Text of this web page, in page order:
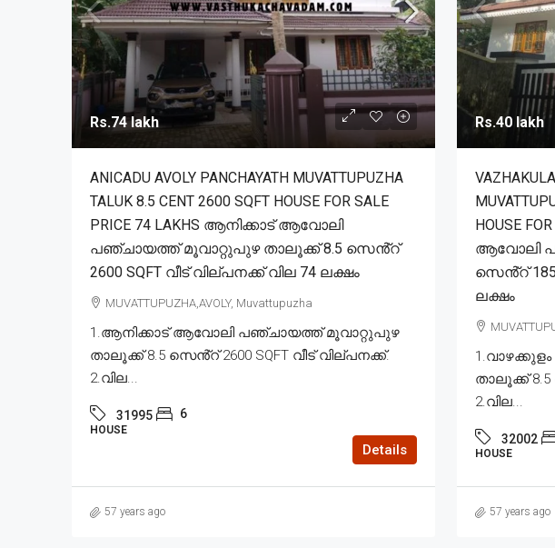
Rs.74 lakh
ANICADU AVOLY PANCHAYATH MUVATTUPUZHA
TALUK 8.5 CENT 2600 SQFT HOUSE FOR SALE
PRICE 74 LAKHS ആനിക്കാട് ആവോലി
പഞ്ചായത്ത് മൂവാറ്റുപുഴ താലൂക്ക് 8.5 സെൻ്റ്
2600 SQFT വീട് വില്പനക്ക് വില 74 ലക്ഷം
MUVATTUPUZHA,AVOLY, Muvattupuzha
1.ആനിക്കാട് ആവോലി പഞ്ചായത്ത് മൂവാറ്റുപുഴ
താലൂക്ക് 8.5 സെൻ്റ് 2600 SQFT വീട് വില്പനക്ക്.
2.വില...
31995 6
HOUSE
Details
57 years ago
Rs.40 lakh
HOUSE
ആവോലി
സെൻ്റ്
ലക്ഷം
താലൂക്ക് 8.5
2.വില...
32002
HOUSE
57 years ago